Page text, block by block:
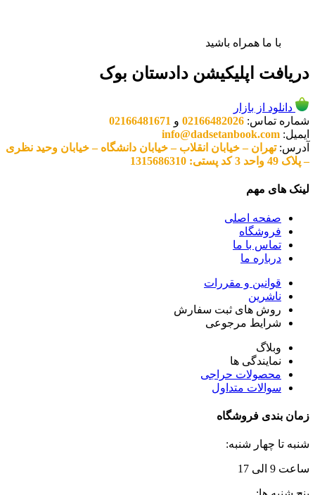
با ما همراه باشید
دریافت اپلیکیشن دادستان بوک
دانلود از بازار
شماره تماس: 02166482026 و 02166481671
ایمیل: info@dadsetanbook.com
آدرس:تهران – خیابان انقلاب – خیابان دانشگاه – خیابان وحید نظری
– پلاک 49 واحد 3 کد پستی: 1315686310
لینک های مهم
صفحه اصلی
فروشگاه
تماس با ما
درباره ما
قوانین و مقررات
ناشرین
روش های ثبت سفارش
شرایط مرجوعی
وبلاگ
نمایندگی ها
محصولات حراجی
سوالات متداول
زمان بندی فروشگاه
شنبه تا چهار شنبه:
ساعت 9 الی 17